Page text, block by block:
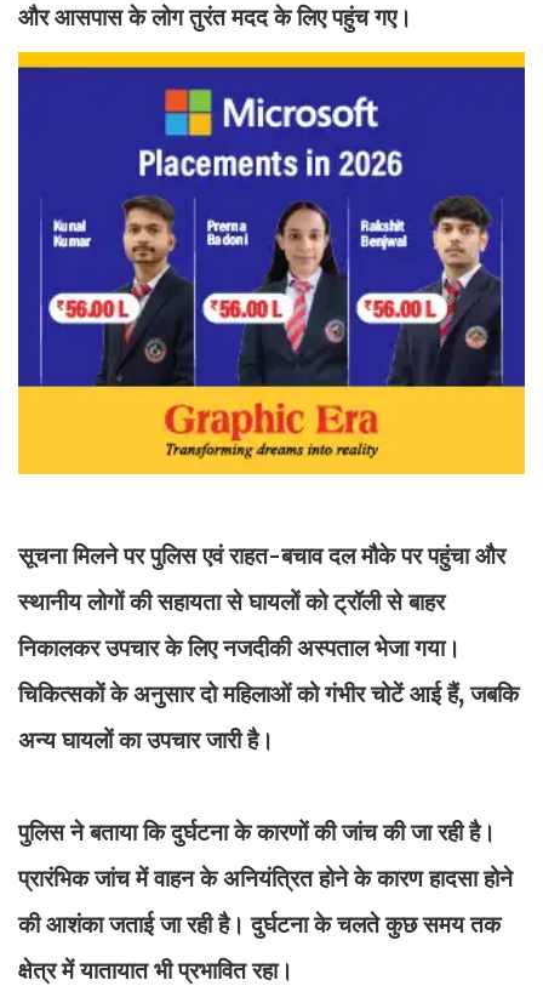
और आसपास के लोग तुरंत मदद के लिए पहुंच गए।
सूचना मिलने पर पुलिस एवं राहत-बचाव दल मौके पर पहुंचा और
स्थानीय लोगों की सहायता से घायलों को ट्रॉली से बाहर
निकालकर उपचार के लिए नजदीकी अस्पताल भेजा गया।
चिकित्सकों के अनुसार दो महिलाओं को गंभीर चोटें आई हैं, जबकि
अन्य घायलों का उपचार जारी है।
पुलिस ने बताया कि दुर्घटना के कारणों की जांच की जा रही है।
प्रारंभिक जांच में वाहन के अनियंत्रित होने के कारण हादसा होने
की आशंका जताई जा रही है। दुर्घटना के चलते कुछ समय तक
क्षेत्र में यातायात भी प्रभावित रहा।